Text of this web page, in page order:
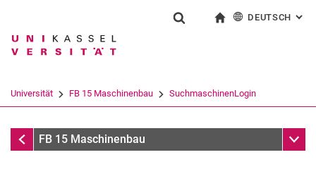
Springe direkt zu: Inhalt
Springe direkt zu: Suche
Springe direkt zu:
Suchbegriff
Suchen (öffnet externen Link in einem
DEUTSCH :
Universität FB 15 Maschinenbau SuchmaschinenLogin
FB 15 Maschinenbau
FB 15 Maschinenbau